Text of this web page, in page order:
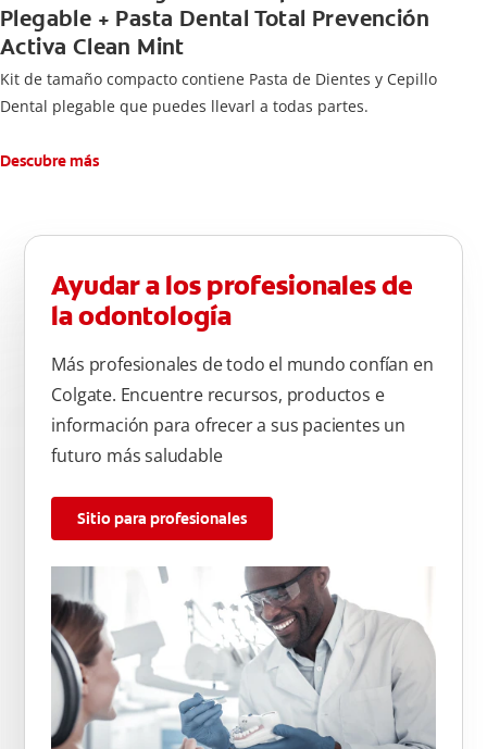
Plegable + Pasta Dental Total Prevención
Activa Clean Mint
Kit de tamaño compacto contiene Pasta de Dientes y Cepillo
Dental plegable que puedes llevarl a todas partes.
Descubre más
Ayudar a los profesionales de
la odontología
Más profesionales de todo el mundo confían en
Colgate. Encuentre recursos, productos e
información para ofrecer a sus pacientes un
futuro más saludable
Sitio para profesionales